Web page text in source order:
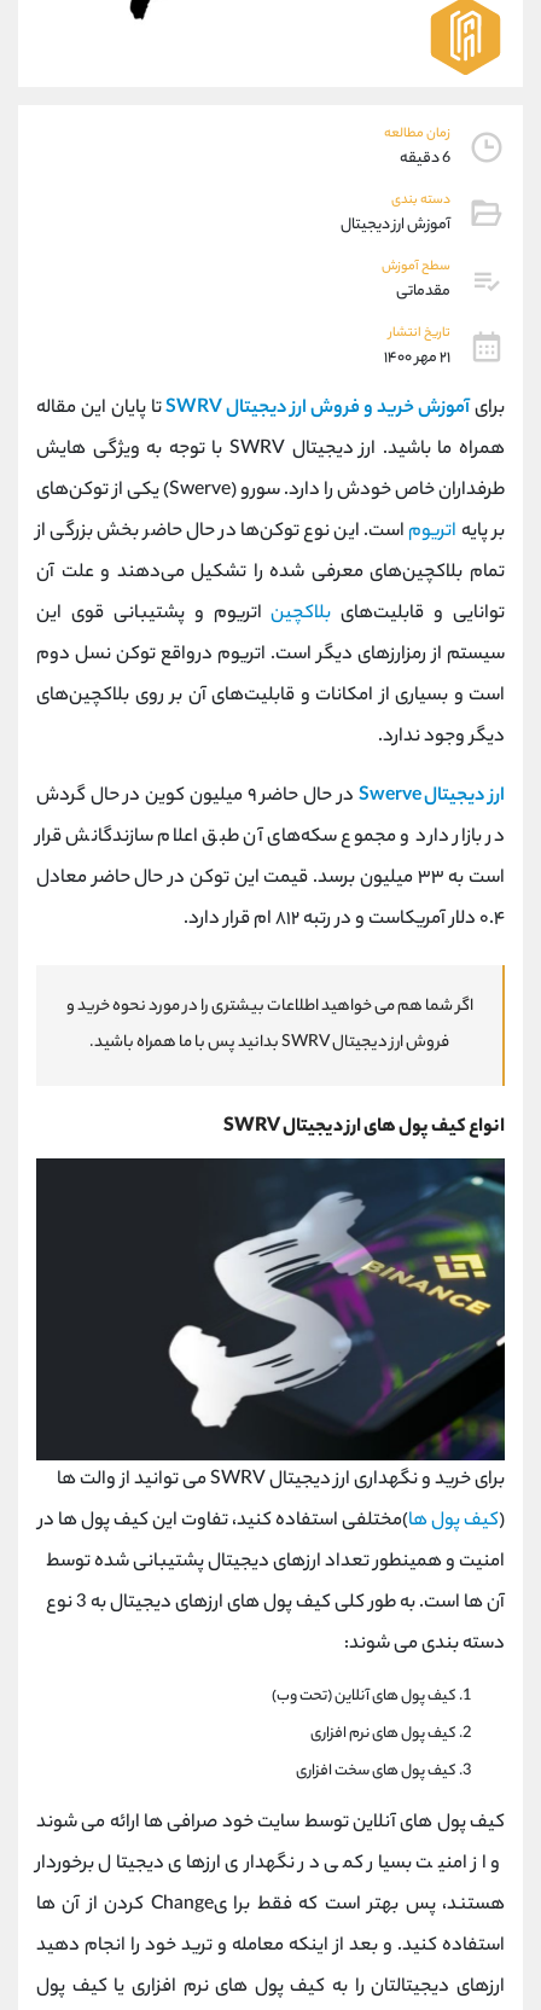
زمان مطالعه
6 دقیقه
دسته بندی
آموزش ارز دیجیتال
سطح آموزش
مقدماتی
تاریخ انتشار
۲۱ مهر ۱۴۰۰
برایآموزش خرید و فروش ارز دیجیتال SWRV
تا پایان این مقاله
همراه ما باشید. ارز دیجیتال SWRV با توجه به ویژگی هایش
طرفداران خاص خودش را دارد. سورو (Swerve) یکی از توکن‌های
بر پایه اتریوم است. این نوع توکن‌ها در حال حاضر بخش بزرگی از
تمام بلاکچین‌های معرفی شده را تشکیل می‌دهند و علت آن
توانایی و قابلیت‌های بلاکچین اتریوم و پشتیبانی قوی این
سیستم از رمزارزهای دیگر است. اتریوم درواقع توکن نسل دوم
است و بسیاری از امکانات و قابلیت‌های آن بر روی بلاکچین‌های
دیگر وجود ندارد.
ارز دیجیتال Swerve
در حال حاضر ۹ میلیون کوین در حال گردش
در بازار دارد و مجموع سکه‌های آن طبق اعلام سازندگانش قرار
است به ۳۳ میلیون برسد. قیمت این توکن در حال حاضر معادل
۰.۴ دلار آمریکاست و در رتبه ۸۱۲ ام قرار دارد.
اگر شما هم می خواهید اطلاعات بیشتری را در مورد نحوه خرید و
فروش ارز دیجیتال SWRV بدانید پس با ما همراه باشید.
انواع کیف پول های ارز دیجیتال SWRV
برای خرید و نگهداری ارز دیجیتال SWRV می توانید از والت ها
(کیف پول ها)مختلفی استفاده کنید، تفاوت این کیف پول ها در
امنیت و همینطور تعداد ارزهای دیجیتال پشتیبانی شده توسط
آن ها است. به طور کلی کیف پول های ارزهای دیجیتال به 3 نوع
دسته بندی می شوند:
کیف پول های آنلاین (تحت وب)
کیف پول های نرم افزاری
کیف پول های سخت افزاری
کیف پول های آنلاین توسط سایت خود صرافی ها ارائه می شوند
و از امنیت بسیار کمی در نگهداری ارزهای دیجیتال برخوردار
هستند، پس بهتر است که فقط برا یChange کردن از آن ها
استفاده کنید. و بعد از اینکه معامله و ترید خود را انجام دهید
ارزهای دیجیتالتان را به کیف پول های نرم افزاری یا کیف پول
09304891085
واتساپ
تلگرام
پشتیبان فروش
موبایل
واتساپ
داخلی
اطلاعات تماس (دفتر فروش)
تلفن 021-22021030
بدون پیش شماره 90001030
اینستاگرام @alireza.mehrabii
کانال تلگرام @alirezamehrabi_com
کانال بله